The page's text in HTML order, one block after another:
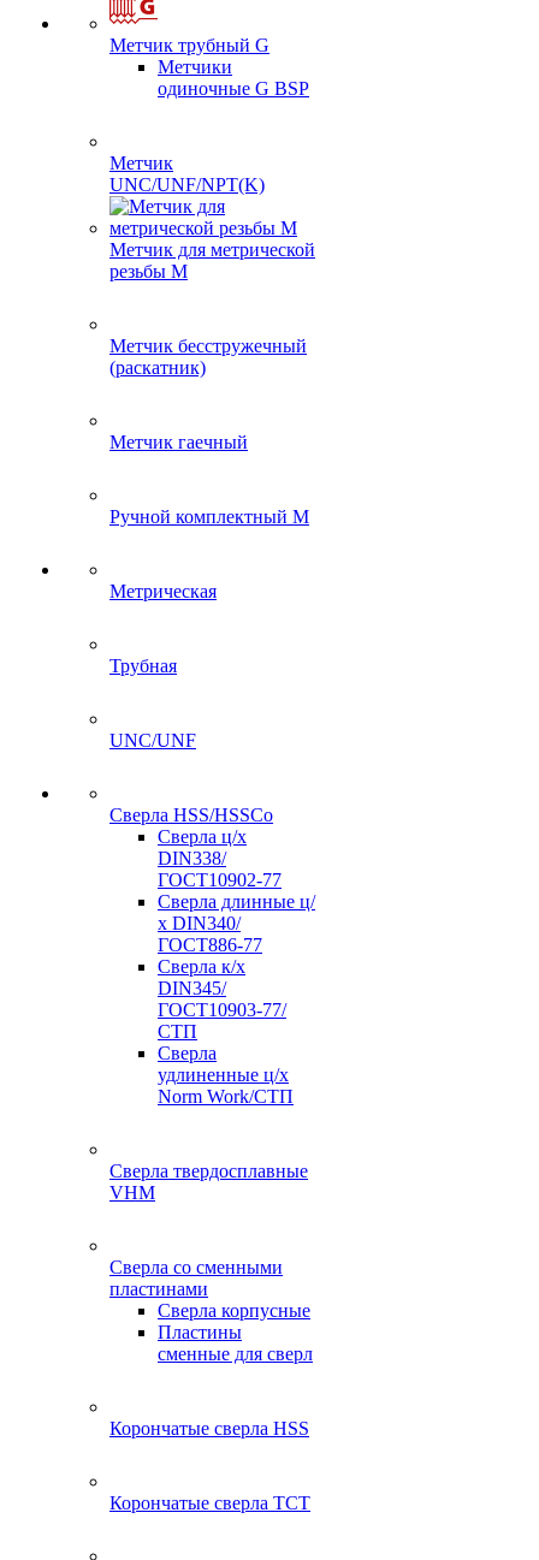
Метчик трубный G
Метчики
одиночные G BSP
Метчик
UNC/UNF/NPT(K)
Метчик для метрической
резьбы M
Метчик бесстружечный
(раскатник)
Метчик гаечный
Ручной комплектный M
Метрическая
Трубная
UNC/UNF
Сверла HSS/HSSCo
Сверла ц/х
DIN338/
ГОСТ10902-77
Сверла длинные ц/
х DIN340/
ГОСТ886-77
Сверла к/х
DIN345/
ГОСТ10903-77/
СТП
Сверла
удлиненные ц/х
Norm Work/СТП
Сверла твердосплавные
VHM
Сверла со сменными
пластинами
Сверла корпусные
Пластины
сменные для сверл
Корончатые сверла HSS
Корончатые сверла TCT